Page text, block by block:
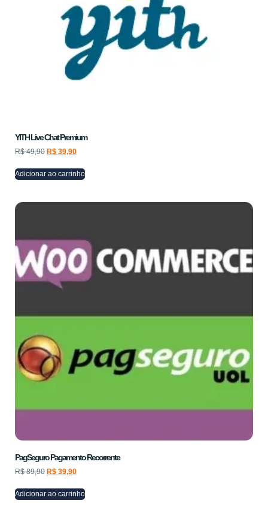
YITH Live Chat Premium
R$49,90 R$ 39,90
Adicionar ao carrinho
PagSeguro Pagamento Recorrente
R$89,90 R$ 39,90
Adicionar ao carrinho